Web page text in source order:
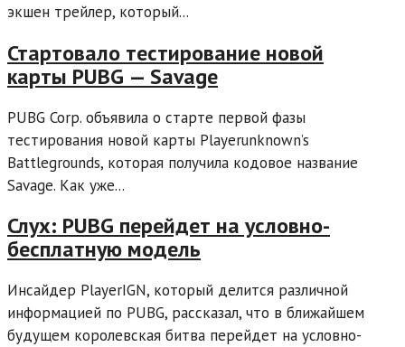
экшен трейлер, который...
Стартовало тестирование новой
карты PUBG — Savage
PUBG Corp. объявила о старте первой фазы
тестирования новой карты Playerunknown’s
Battlegrounds, которая получила кодовое название
Savage. Как уже...
Слух: PUBG перейдет на условно-
бесплатную модель
Инсайдер PlayerIGN, который делится различной
информацией по PUBG, рассказал, что в ближайшем
будущем королевская битва перейдет на условно-